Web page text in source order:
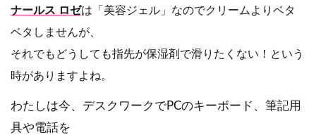
ナールス ロゼは「美容ジェル」なのでクリームよりベタ
ベタしませんが、
それでもどうしても指先が保湿剤で滑りたくない！という
時がありますよね。
わたしは今、デスクワークでPCのキーボード、筆記用
具や電話を